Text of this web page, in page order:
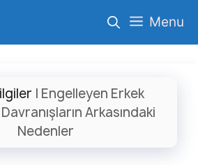
Menu
| Engelleyen Erkek
Arkasındaki
Nedenler